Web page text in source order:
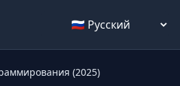
Select language
(2025)